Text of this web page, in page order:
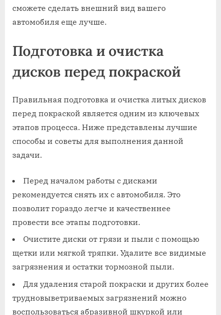
сможете сделать внешний вид вашего
автомобиля еще лучше.
Подготовка и очистка
дисков перед покраской
Правильная подготовка и очистка литых дисков
перед покраской является одним из ключевых
этапов процесса. Ниже представлены лучшие
способы и советы для выполнения данной
задачи.
Перед началом работы с дисками
рекомендуется снять их с автомобиля. Это
позволит гораздо легче и качественнее
провести все этапы подготовки.
Очистите диски от грязи и пыли с помощью
щетки или мягкой тряпки. Удалите все видимые
загрязнения и остатки тормозной пыли.
Для удаления старой покраски и других более
трудновыветриваемых загрязнений можно
воспользоваться абразивной шкуркой или